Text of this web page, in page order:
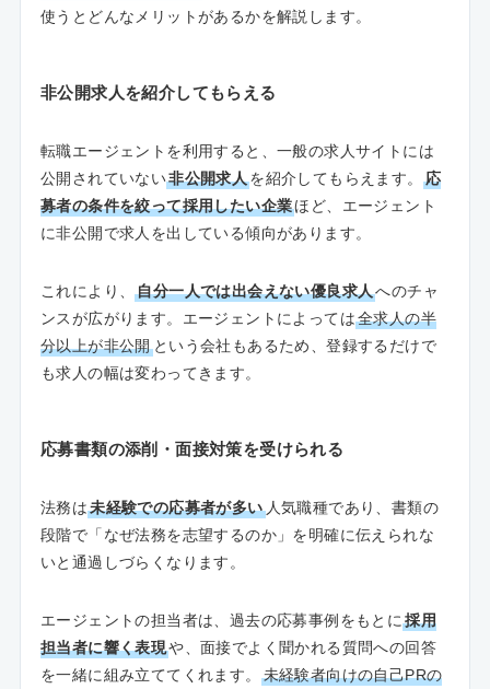
使うとどんなメリットがあるかを解説します。
非公開求人を紹介してもらえる
転職エージェントを利用すると、一般の求人サイトには
公開されていない非公開求人を紹介してもらえます。
応
募者の条件を絞って採用したい企業ほど、エージェント
に非公開で求人を出している傾向があります。
これにより、自分一人では出会えない優良求人へのチャ
ンスが広がります。エージェントによっては全求人の半
分以上が非公開という会社もあるため、登録するだけで
も求人の幅は変わってきます。
応募書類の添削・面接対策を受けられる
法務は未経験での応募者が多い人気職種であり、書類の
段階で「なぜ法務を志望するのか」を明確に伝えられな
いと通過しづらくなります。
エージェントの担当者は、過去の応募事例をもとに採用
担当者に響く表現や、面接でよく聞かれる質問への回答
を一緒に組み立ててくれます。
未経験者向けの自己PRの